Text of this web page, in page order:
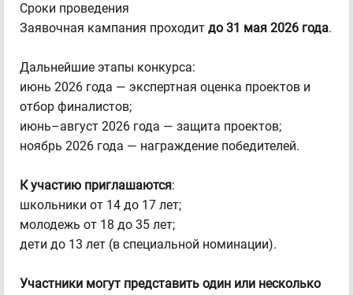
Сроки проведения
Заявочная кампания проходит до 31 мая 2026 года.
Дальнейшие этапы конкурса:
июнь 2026 года — экспертная оценка проектов и
отбор финалистов;
июнь–август 2026 года — защита проектов;
ноябрь 2026 года — награждение победителей.
К участию приглашаются:
школьники от 14 до 17 лет;
молодежь от 18 до 35 лет;
дети до 13 лет (в специальной номинации).
Участники могут представить один или несколько